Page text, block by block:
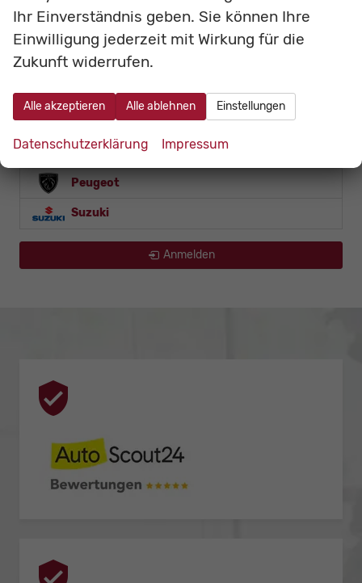
Tipo 5-Türer
Ulysse
Foton
Linktour
LMC
Mercedes-Benz
Peugeot
Suzuki
Anmelden
Ihr Einverständnis geben. Sie können Ihre
Einwilligung jederzeit mit Wirkung für die
Zukunft widerrufen.
Alle akzeptieren Alle ablehnen Einstellungen
Datenschutzerklärung Impressum